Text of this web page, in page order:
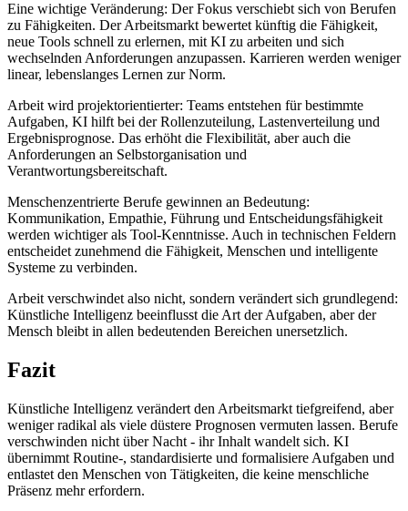
Eine wichtige Veränderung: Der Fokus verschiebt sich von Berufen
zu Fähigkeiten. Der Arbeitsmarkt bewertet künftig die Fähigkeit,
neue Tools schnell zu erlernen, mit KI zu arbeiten und sich
wechselnden Anforderungen anzupassen. Karrieren werden weniger
linear, lebenslanges Lernen zur Norm.
Arbeit wird projektorientierter: Teams entstehen für bestimmte
Aufgaben, KI hilft bei der Rollenzuteilung, Lastenverteilung und
Ergebnisprognose. Das erhöht die Flexibilität, aber auch die
Anforderungen an Selbstorganisation und
Verantwortungsbereitschaft.
Menschenzentrierte Berufe gewinnen an Bedeutung:
Kommunikation, Empathie, Führung und Entscheidungsfähigkeit
werden wichtiger als Tool-Kenntnisse. Auch in technischen Feldern
entscheidet zunehmend die Fähigkeit, Menschen und intelligente
Systeme zu verbinden.
Arbeit verschwindet also nicht, sondern verändert sich grundlegend:
Künstliche Intelligenz beeinflusst die Art der Aufgaben, aber der
Mensch bleibt in allen bedeutenden Bereichen unersetzlich.
Fazit
Künstliche Intelligenz verändert den Arbeitsmarkt tiefgreifend, aber
weniger radikal als viele düstere Prognosen vermuten lassen. Berufe
verschwinden nicht über Nacht - ihr Inhalt wandelt sich. KI
übernimmt Routine-, standardisierte und formalisiere Aufgaben und
entlastet den Menschen von Tätigkeiten, die keine menschliche
Präsenz mehr erfordern.